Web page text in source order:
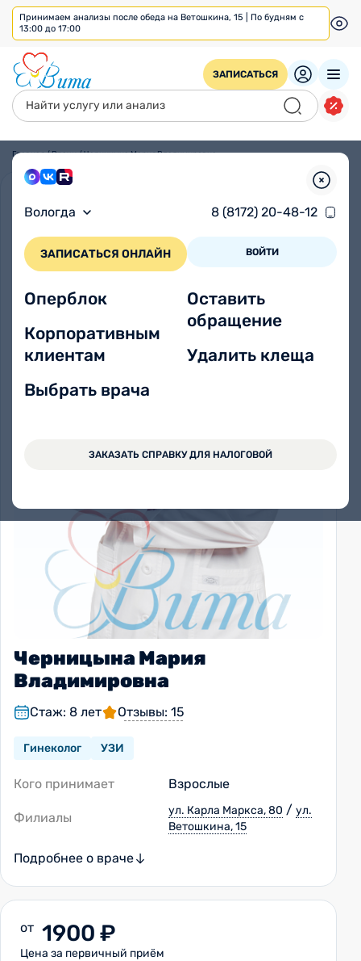
Принимаем анализы после обеда на Ветошкина, 15 | По будням с
13:00 до 17:00
ЗАПИСАТЬСЯ
Вологда 8 (8172) 20-48-12
ЗАПИСАТЬСЯ ОНЛАЙН ВОЙТИ
Оперблок
Корпоративным
клиентам
Выбрать врача
Оставить
обращение
Удалить клеща
ЗАКАЗАТЬ СПРАВКУ ДЛЯ НАЛОГОВОЙ
Главная/Врачи/Черницына Мария Владимировна
Черницына Мария
Владимировна
Стаж: 8 лет Отзывы: 15
Гинеколог УЗИ
Кого принимает Взрослые
Филиалы ул. Карла Маркса, 80 / ул.
Ветошкина, 15
Подробнее о враче
от 1900 ₽
Цена за первичный приём